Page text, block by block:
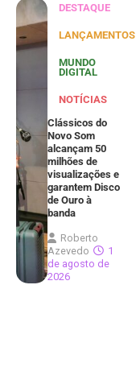
DESTAQUE
LANÇAMENTOS
MUNDO
DIGITAL
NOTÍCIAS
Clássicos do
Novo Som
alcançam 50
milhões de
visualizações e
garantem Disco
de Ouro à
banda
Roberto
Azevedo
1
de agosto de
2026